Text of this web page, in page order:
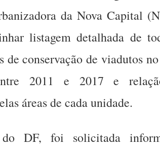
da Nova Capital
listagem detalhada de
de conservação de viadutos
2011 e 2017 e
áreas de cada unidade.
DF, foi solicitada